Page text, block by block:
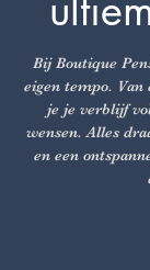
Bij Boutique
eigen tempo. Van
je je verblijf
wensen. Alles
en een